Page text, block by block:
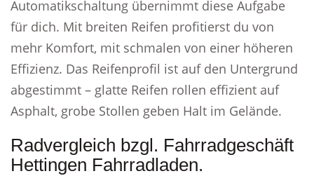
Automatikschaltung übernimmt diese Aufgabe
für dich. Mit breiten Reifen profitierst du von
mehr Komfort, mit schmalen von einer höheren
Effizienz. Das Reifenprofil ist auf den Untergrund
abgestimmt – glatte Reifen rollen effizient auf
Asphalt, grobe Stollen geben Halt im Gelände.
Radvergleich bzgl. Fahrradgeschäft
Hettingen Fahrradladen.